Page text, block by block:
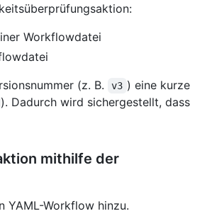
Workflowdatei
(z. B.
v3 ) eine kurze
). Dadurch wird sichergestellt, dass
mithilfe der
YAML-Workflow hinzu.